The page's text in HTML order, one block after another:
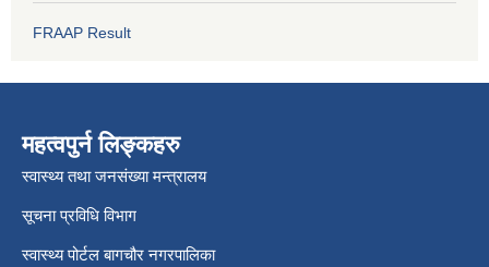
FRAAP Result
महत्वपुर्न लिङ्कहरु
स्वास्थ्य तथा जनसंख्या मन्त्रालय
सूचना प्रविधि विभाग
स्वास्थ्य पोर्टल बागचौर नगरपालिका